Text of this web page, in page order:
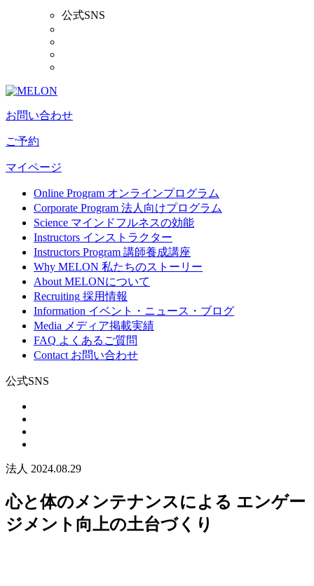
公式SNS
お問い合わせ
ご予約
マイページ
Online Program オンラインプログラム
Corporate Program 法人向けプログラム
Science マインドフルネスの効能
Instructors インストラクター
Instructors Program 講師養成講座
Why MELON 私たちのストーリー
About MELONについて
Recruiting 採用情報
Information イベント・ニュース・ブログ
Media メディア掲載実績
FAQ よくあるご質問
Contact お問い合わせ
公式SNS
法人 2024.08.29
心と体のメンテナンスによる エンゲー
ジメント向上の土台づくり